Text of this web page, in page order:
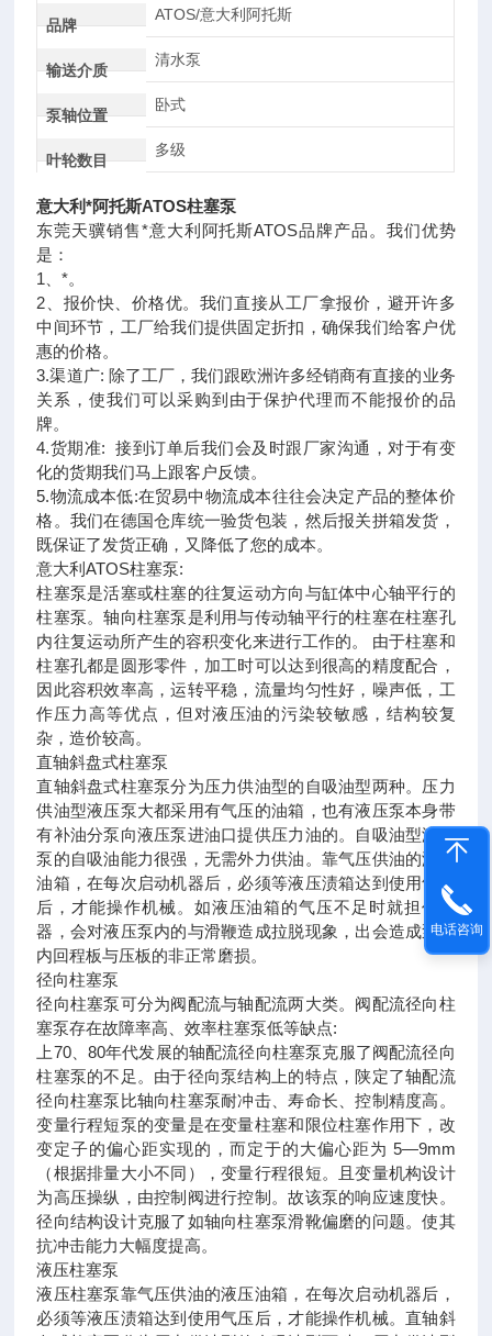
品牌
ATOS/意大利阿托斯
输送介质
清水泵
泵轴位置
卧式
叶轮数目
多级
意大利*阿托斯ATOS柱塞泵
东莞天骥销售*意大利阿托斯ATOS品牌产品。我们优势
是：
1、*。
2、报价快、价格优。我们直接从工厂拿报价，避开许多
中间环节，工厂给我们提供固定折扣，确保我们给客户优
惠的价格。
3.渠道广: 除了工厂，我们跟欧洲许多经销商有直接的业务
关系，使我们可以采购到由于保护代理而不能报价的品
牌。
4.货期准: 接到订单后我们会及时跟厂家沟通，对于有变
化的货期我们马上跟客户反馈。
5.物流成本低:在贸易中物流成本往往会决定产品的整体价
格。我们在德国仓库统一验货包装，然后报关拼箱发货，
既保证了发货正确，又降低了您的成本。
意大利ATOS柱塞泵:
柱塞泵是活塞或柱塞的往复运动方向与缸体中心轴平行的
柱塞泵。轴向柱塞泵是利用与传动轴平行的柱塞在柱塞孔
内往复运动所产生的容积变化来进行工作的。 由于柱塞和
柱塞孔都是圆形零件，加工时可以达到很高的精度配合，
因此容积效率高，运转平稳，流量均匀性好，噪声低，工
作压力高等优点，但对液压油的污染较敏感，结构较复
杂，造价较高。
直轴斜盘式柱塞泵
直轴斜盘式柱塞泵分为压力供油型的自吸油型两种。压力
供油型液压泵大都采用有气压的油箱，也有液压泵本身带
有补油分泵向液压泵进油口提供压力油的。自吸油型液压
泵的自吸油能力很强，无需外力供油。靠气压供油的液压
油箱，在每次启动机器后，必须等液压渍箱达到使用气压
后，才能操作机械。如液压油箱的气压不足时就担任机
器，会对液压泵内的与滑鞭造成拉脱现象，出会造成泵体
内回程板与压板的非正常磨损。
径向柱塞泵
径向柱塞泵可分为阀配流与轴配流两大类。阀配流径向柱
塞泵存在故障率高、效率柱塞泵低等缺点:
上70、80年代发展的轴配流径向柱塞泵克服了阀配流径向
柱塞泵的不足。由于径向泵结构上的特点，陕定了轴配流
径向柱塞泵比轴向柱塞泵耐冲击、寿命长、控制精度高。
变量行程短泵的变量是在变量柱塞和限位柱塞作用下，改
变定子的偏心距实现的，而定于的大偏心距为 5—9mm
（根据排量大小不同），变量行程很短。且变量机构设计
为高压操纵，由控制阀进行控制。故该泵的响应速度快。
径向结构设计克服了如轴向柱塞泵滑靴偏磨的问题。使其
抗冲击能力大幅度提高。
液压柱塞泵
液压柱塞泵靠气压供油的液压油箱，在每次启动机器后，
必须等液压渍箱达到使用气压后，才能操作机械。直轴斜
电话咨询